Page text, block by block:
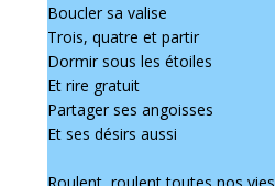
Boucler sa valise
Trois, quatre et partir
Dormir sous les étoiles
Et rire gratuit
Partager ses angoisses
Et ses désirs aussi
Roulent, roulent toutes nos vies